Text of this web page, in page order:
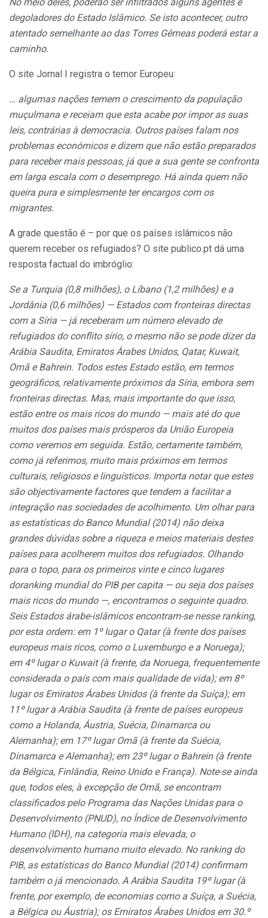
degoladores do Estado Islâmico. Se isto acontecer, outro
atentado semelhante ao das Torres Gêmeas poderá estar a
caminho.
O site Jornal I registra o temor Europeu:
… algumas nações temem o crescimento da população
muçulmana e receiam que esta acabe por impor as suas
leis, contrárias à democracia. Outros países falam nos
problemas económicos e dizem que não estão preparados
para receber mais pessoas, já que a sua gente se confronta
em larga escala com o desemprego. Há ainda quem não
queira pura e simplesmente ter encargos com os
migrantes.
A grade questão é – por que os países islâmicos não
querem receber os refugiados? O site publico.pt dá uma
resposta factual do imbróglio:
Se a Turquia (0,8 milhões), o Líbano (1,2 milhões) e a
Jordânia (0,6 milhões) — Estados com fronteiras directas
com a Síria — já receberam um número elevado de
refugiados do conflito sírio, o mesmo não se pode dizer da
Arábia Saudita, Emiratos Árabes Unidos, Qatar, Kuwait,
Omã e Bahrein. Todos estes Estado estão, em termos
geográficos, relativamente próximos da Síria, embora sem
fronteiras directas. Mas, mais importante do que isso,
estão entre os mais ricos do mundo — mais até do que
muitos dos países mais prósperos da União Europeia
como veremos em seguida. Estão, certamente também,
como já referimos, muito mais próximos em termos
culturais, religiosos e linguísticos. Importa notar que estes
são objectivamente factores que tendem a facilitar a
integração nas sociedades de acolhimento. Um olhar para
as estatísticas do Banco Mundial (2014) não deixa
grandes dúvidas sobre a riqueza e meios materiais destes
países para acolherem muitos dos refugiados. Olhando
para o topo, para os primeiros vinte e cinco lugares
doranking mundial do PIB per capita — ou seja dos países
mais ricos do mundo —, encontramos o seguinte quadro.
Seis Estados árabe-islâmicos encontram-se nesse ranking,
por esta ordem: em 1º lugar o Qatar (à frente dos países
europeus mais ricos, como o Luxemburgo e a Noruega);
em 4º lugar o Kuwait (à frente, da Noruega, frequentemente
considerada o país com mais qualidade de vida); em 8º
lugar os Emiratos Árabes Unidos (à frente da Suíça); em
11º lugar a Arábia Saudita (à frente de países europeus
como a Holanda, Áustria, Suécia, Dinamarca ou
Alemanha); em 17º lugar Omã (à frente da Suécia,
Dinamarca e Alemanha); em 23º lugar o Bahrein (à frente
da Bélgica, Finlândia, Reino Unido e França). Note-se ainda
que, todos eles, à excepção de Omã, se encontram
classificados pelo Programa das Nações Unidas para o
Desenvolvimento (PNUD), no Índice de Desenvolvimento
Humano (IDH), na categoria mais elevada, o
desenvolvimento humano muito elevado. No ranking do
PIB, as estatísticas do Banco Mundial (2014) confirmam
também o já mencionado. A Arábia Saudita 19º lugar (à
frente, por exemplo, de economias como a Suíça, a Suécia,
a Bélgica ou Áustria); os Emiratos Árabes Unidos em 30.º